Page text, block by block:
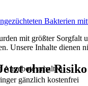
Bakterien
mit größter
Unsere Inhalte dienen
ohne
Angebote erhalten
gänzlich kostenfrei